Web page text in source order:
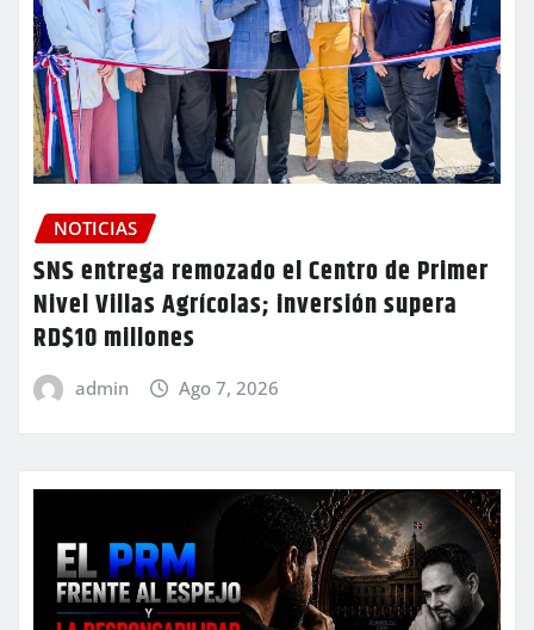
NOTICIAS
SNS entrega remozado el Centro de Primer
Nivel Villas Agrícolas; inversión supera
RD$10 millones
admin Ago 7, 2026